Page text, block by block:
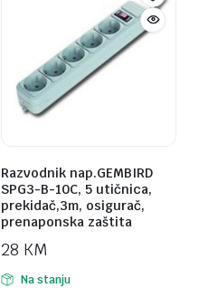
Razvodnik nap.GEMBIRD
SPG3-B-10C, 5 utičnica,
prekidač,3m, osigurač,
prenaponska zaštita
28 KM
Na stanju